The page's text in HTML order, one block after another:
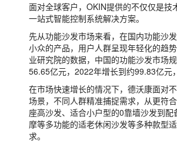
面对全球客户，OKIN提供的不仅仅是技
一站式智能控制系统解决方案。
先从功能沙发市场来看，在国内功能沙
小众的产品，用户人群呈现年轻化的趋
业研究院的数据，中国的功能沙发市场
56.65亿元，2022年增长到约99.83亿元
在市场快速增长的情况下，德沃康面对
场景，不同人群精准捕捉需求，从更符
座高沙发、适合小户型的0靠墙沙发到配
摩等多功能的适老休闲沙发等多种款型
求。